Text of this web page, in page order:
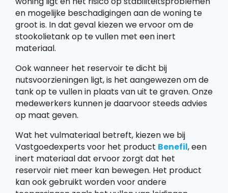
en mogelijke beschadigingen aan de woning te
groot is. In dat geval kiezen we ervoor om de
stookolietank op te vullen met een inert
materiaal.
Ook wanneer het reservoir te dicht bij
nutsvoorzieningen ligt, is het aangewezen om de
tank op te vullen in plaats van uit te graven. Onze
medewerkers kunnen je daarvoor steeds advies
op maat geven.
Wat het vulmateriaal betreft, kiezen we bij
Vastgoedexperts voor het product Benefil, een
inert materiaal dat ervoor zorgt dat het
reservoir niet meer kan bewegen. Het product
kan ook gebruikt worden voor andere